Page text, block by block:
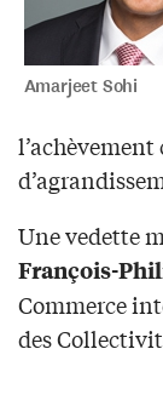
Amarjeet Sohi
Une vedette
François-
Commerce
des